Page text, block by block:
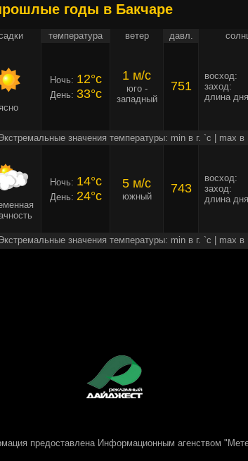
годы в Бакчаре
температура ветер давл.
Ночь: 12°c
День: 33°c
1 м/c
юго -
западный
751
восход:
заход:
длина
значения температуры: min в г. `c | max в
Ночь: 14°c
День: 24°c
5 м/c
южный
743
восход:
заход:
длина
значения температуры: min в г. `c | max в
предоставлена Информационным агенством